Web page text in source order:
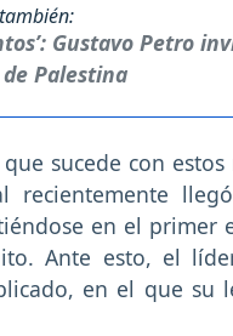
Gustavo Petro
Palestina
sucede con
recientemente
en el primer
Ante esto, el
en el que su